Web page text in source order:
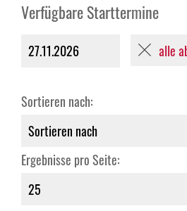
Verfügbare Starttermine
27.11.2026 alle
Sortieren nach:
Ergebnisse pro Seite: